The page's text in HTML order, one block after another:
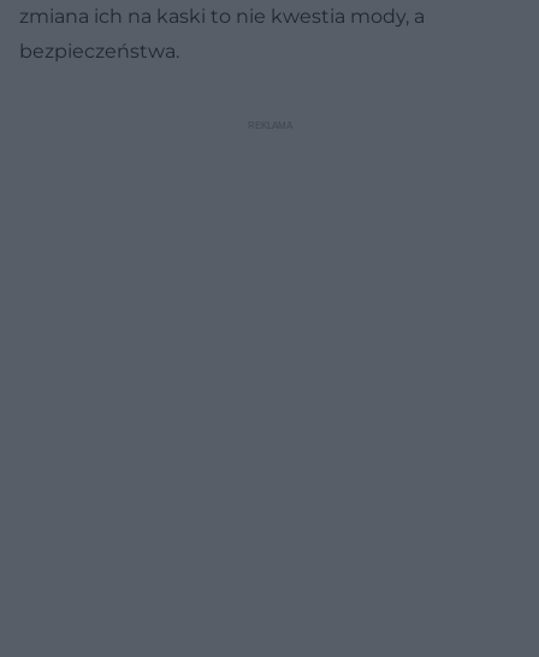
zmiana ich na kaski to nie kwestia mody, a
bezpieczeństwa.